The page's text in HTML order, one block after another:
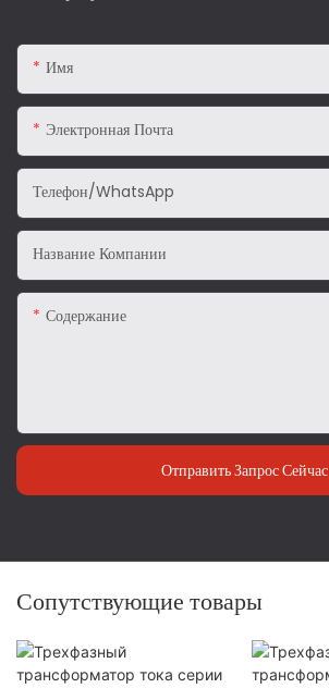
Имя
Электронная Почта
Телефон/WhatsApp
Название Компании
Содержание
Отправить Запрос Сейчас
Сопутствующие товары